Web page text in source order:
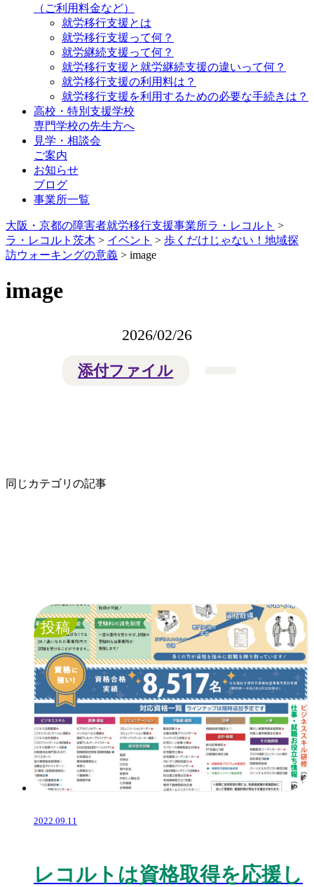
（ご利用料金など）
就労移行支援とは
就労移行支援って何？
就労継続支援って何？
就労移行支援と就労継続支援の違いって何？
就労移行支援の利用料は？
就労移行支援を利用するための必要な手続きは？
高校・特別支援学校
専門学校の先生方へ
見学・相談会
ご案内
お知らせ
ブログ
事業所一覧
大阪・京都の障害者就労移行支援事業所ラ・レコルト >
ラ・レコルト茨木 > イベント > 歩くだけじゃない！地域探
訪ウォーキングの意義 > image
image
2026/02/26
添付ファイル
同じカテゴリの記事
投稿
2022.09.11
レコルトは資格取得を応援し